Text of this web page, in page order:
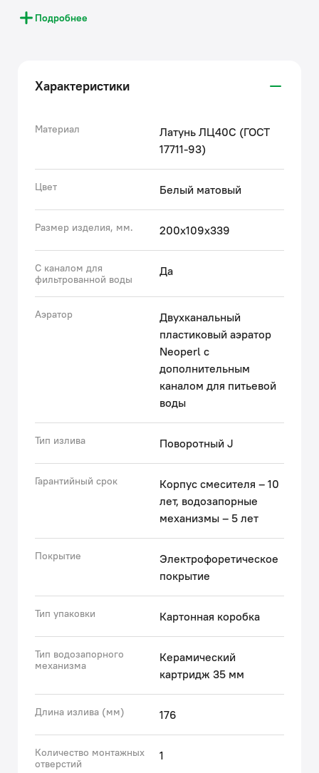
достаточно просто повернуть ручку на себя в
закрытом состоянии. Нет необходимости
• Плавный ход ручки и абсолютная точность
регулировки температуры и напора воды — за счет
Угол открытия ручки для включения водопроводной
воды – 90 градусов (45 градусов от себя, 45 – на
• Высокий поворотный излив делает смеситель
• Надежный корпус из прочной первичной латуни —
стойкий к коррозии, резким изменениям давления и
перепадам температуры воды.
Гарантия на смесители IDDIS® – 10 лет.
(с) Авторский текст, сентябрь 2020 г.
Подробнее
Характеристики
Материал
Латунь ЛЦ40C (ГОСТ
17711-93)
Цвет Белый матовый
Размер изделия, мм. 200x109x339
С каналом для
фильтрованной воды
Да
Аэратор
Двухканальный
пластиковый аэратор
Neoperl с
дополнительным
каналом для питьевой
воды
Тип излива Поворотный J
Гарантийный срок
Корпус смесителя – 10
лет, водозапорные
механизмы – 5 лет
Покрытие
Электрофоретическое
покрытие
Тип упаковки Картонная коробка
Тип водозапорного
механизма
Керамический
картридж 35 мм
Длина излива (мм) 176
Количество монтажных
отверстий
1